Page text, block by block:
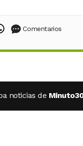
en Facebook
en X
Compartir en
Comentarios
noticias de